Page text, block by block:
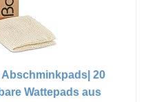
20
Wattepads aus